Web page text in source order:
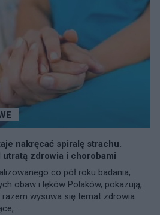
nakręcać spiralę strachu.
zdrowia i chorobami
co pół roku badania,
obaw i lęków Polaków, pokazują,
wysuwa się temat zdrowia.